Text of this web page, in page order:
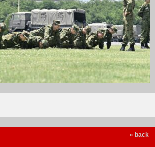
« back